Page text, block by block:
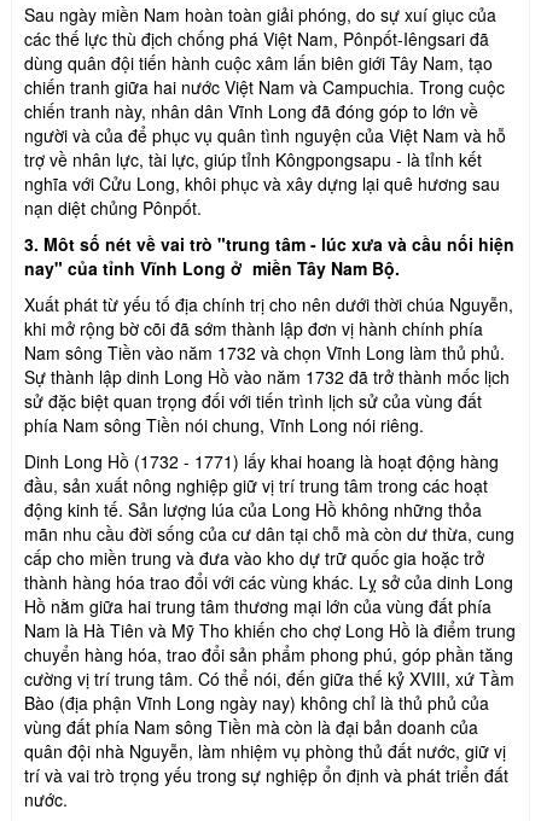
Sau ngày miền Nam hoàn toàn giải phóng, do sự xuí giục của
các thế lực thù địch chống phá Việt Nam, Pônpốt-Iêngsari đã
dùng quân đội tiến hành cuộc xâm lấn biên giới Tây Nam, tạo
chiến tranh giữa hai nước Việt Nam và Campuchia. Trong cuộc
chiến tranh này, nhân dân Vĩnh Long đã đóng góp to lớn về
người và của để phục vụ quân tình nguyện của Việt Nam và hỗ
trợ về nhân lực, tài lực, giúp tỉnh Kôngpongsapu - là tỉnh kết
nghĩa với Cửu Long, khôi phục và xây dựng lại quê hương sau
nạn diệt chủng Pônpốt.
3. Môt số nét về vai trò "trung tâm - lúc xưa và cầu nối hiện
nay" của tỉnh Vĩnh Long ở miền Tây Nam Bộ.
Xuất phát từ yếu tố địa chính trị cho nên dưới thời chúa Nguyễn,
khi mở rộng bờ cõi đã sớm thành lập đơn vị hành chính phía
Nam sông Tiền vào năm 1732 và chọn Vĩnh Long làm thủ phủ.
Sự thành lập dinh Long Hồ vào năm 1732 đã trở thành mốc lịch
sử đặc biệt quan trọng đối với tiến trình lịch sử của vùng đất
phía Nam sông Tiền nói chung, Vĩnh Long nói riêng.
Dinh Long Hồ (1732 - 1771) lấy khai hoang là hoạt động hàng
đầu, sản xuất nông nghiệp giữ vị trí trung tâm trong các hoạt
động kinh tế. Sản lượng lúa của Long Hồ không những thỏa
mãn nhu cầu đời sống của cư dân tại chỗ mà còn dư thừa, cung
cấp cho miền trung và đưa vào kho dự trữ quốc gia hoặc trở
thành hàng hóa trao đổi với các vùng khác. Lỵ sở của dinh Long
Hồ nằm giữa hai trung tâm thương mại lớn của vùng đất phía
Nam là Hà Tiên và Mỹ Tho khiến cho chợ Long Hồ là điểm trung
chuyển hàng hóa, trao đổi sản phẩm phong phú, góp phần tăng
cường vị trí trung tâm. Có thể nói, đến giữa thế kỷ XVIII, xứ Tầm
Bào (địa phận Vĩnh Long ngày nay) không chỉ là thủ phủ của
vùng đất phía Nam sông Tiền mà còn là đại bản doanh của
quân đội nhà Nguyễn, làm nhiệm vụ phòng thủ đất nước, giữ vị
trí và vai trò trọng yếu trong sự nghiệp ổn định và phát triển đất
nước.